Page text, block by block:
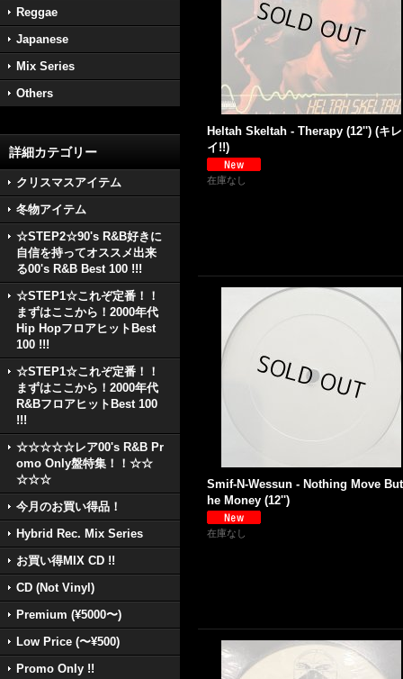
Reggae
Japanese
Mix Series
Others
詳細カテゴリー
クリスマスアイテム
冬物アイテム
☆STEP2☆90's R&B好きに
自信を持ってオススメ出来
る00's R&B Best 100 !!!
☆STEP1☆これぞ定番！！
まずはここから！2000年代
Hip HopフロアヒットBest
100 !!!
☆STEP1☆これぞ定番！！
まずはここから！2000年代
R&BフロアヒットBest 100
!!!
☆☆☆☆☆レア00's R&B Pr
omo Only盤特集！！☆☆
☆☆☆
今月のお買い得品！
Hybrid Rec. Mix Series
お買い得MIX CD !!
CD (Not Vinyl)
Premium (¥5000〜)
Low Price (〜¥500)
Promo Only !!
Heltah Skeltah - Therapy (12'') (キレ
イ!!)
在庫なし
Smif-N-Wessun - Nothing Move
he Money (12'')
在庫なし